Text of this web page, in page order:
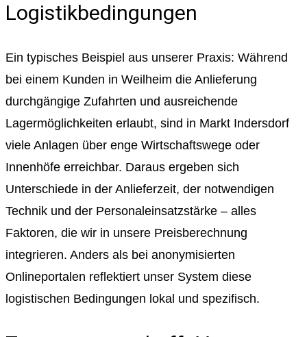
Logistikbedingungen
Ein typisches Beispiel aus unserer Praxis: Während
bei einem Kunden in Weilheim die Anlieferung
durchgängige Zufahrten und ausreichende
Lagermöglichkeiten erlaubt, sind in Markt Indersdorf
viele Anlagen über enge Wirtschaftswege oder
Innenhöfe erreichbar. Daraus ergeben sich
Unterschiede in der Anlieferzeit, der notwendigen
Technik und der Personaleinsatzstärke – alles
Faktoren, die wir in unsere Preisberechnung
integrieren. Anders als bei anonymisierten
Onlineportalen reflektiert unser System diese
logistischen Bedingungen lokal und spezifisch.